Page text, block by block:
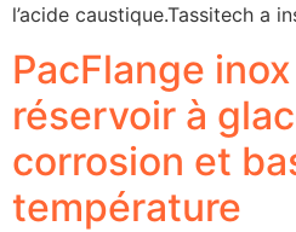
l’acide caustique.Tassitech a
PacFlange
réservoir à
corrosion et
température